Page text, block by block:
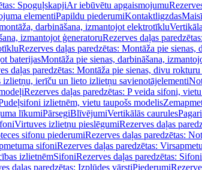
SpoguļskapjiAr iebūvētu apgaismojumu
elementiPapildu piederumiKontaktligzdas
darbināšana, izmantojot elektrotīklu
izmantojot ģeneratoruRezerves daļas
Rezerves daļas paredzētas: Montāža pie
baterijasMontāža pie sienas, darbināšana,
daļas paredzētas: Montāža pie sienas, divu
izlietņu, ierīču un lieto izlietņu savienotājelementi
Rezerves daļas paredzētas: P veida sifoni,
izlietnēm, vietu taupošs modelis
līkumiPārsegiBlīvējumiVertikālās caurules
Virtuves izlietņu pieslēgumiRezerves daļas
sifonu piederumiRezerves daļas paredzētas:
sifoniRezerves daļas paredzētas:
izlietnēmSifoniRezerves daļas paredzētas: Sifoni
daļas paredzētas: Izplūdes vārstiPiederumi